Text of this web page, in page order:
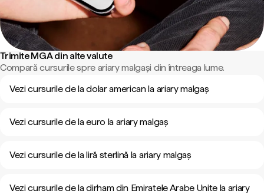
Trimite MGA din alte valute
Compară cursurile spre ariary malgași din întreaga lume.
Vezi cursurile de la dolar american la ariary malgaș
Vezi cursurile de la euro la ariary malgaș
Vezi cursurile de la liră sterlină la ariary malgaș
Vezi cursurile de la dirham din Emiratele Arabe Unite la ariary